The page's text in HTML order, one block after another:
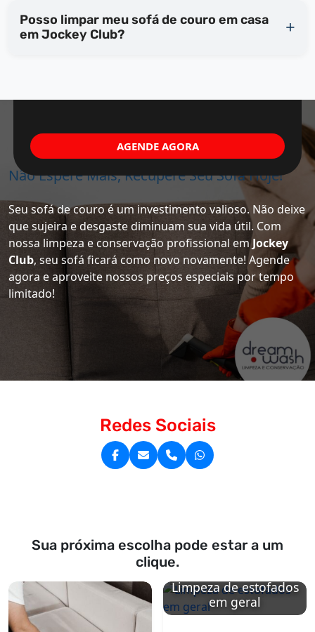
Posso limpar meu sofá de couro em casa
em Jockey Club?
Não Espere Mais, Recupere Seu Sofá Hoje!
Seu sofá de couro é um investimento valioso. Não deixe
que sujeira e desgaste diminuam sua vida útil. Com
nossa limpeza e conservação profissional emJockey
Club, seu sofá ficará como novo novamente! Agende
agora e aproveite nossos preços especiais por tempo
limitado!
AGENDE AGORA
Redes Sociais
Sua próxima escolha pode estar a um
clique.
Limpeza de estofados
em geral